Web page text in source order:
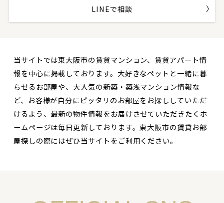
LINEで相談
当サイトでは東大阪市の賃貸マンション、賃貸アパート情
報を中心に掲載しております。大好きなペットと一緒に暮
らせるお部屋や、大人気の新築・築浅マンション情報な
ど、お客様が自分にピッタリのお部屋をお探ししていただ
けるよう、最新の物件情報をお届けさせていただきたくホ
ームページは毎日更新しております。東大阪市の賃貸お部
屋探しの際にはぜひ当サイトをご利用ください。